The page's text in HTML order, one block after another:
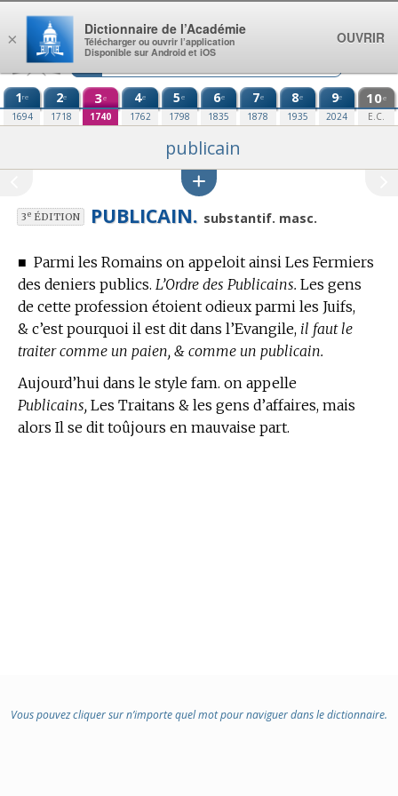
Aller au contenu
1re
1694
2e
1718
3e
1740
4e
1762
5e
1798
6e
1835
7e
1878
8e
1935
9e
2024
10e
E.C.
publicain
3eÉDITION PUBLICAIN. substantif. masc.
■ Parmi les Romains on appeloit ainsi Les Fermiers
des deniers publics. L’Ordre des Publicains. Les gens
de cette profession étoient odieux parmi les Juifs,
& c’est pourquoi il est dit dans l’Evangile, il faut le
traiter comme un paien, & comme un publicain.
Aujourd’hui dans le style fam. on appelle
Publicains, Les Traitans & les gens d’affaires, mais
alors Il se dit toûjours en mauvaise part.
Vous pouvez cliquer sur n’importe quel mot pour naviguer dans le dictionnaire.
×
Dictionnaire de l’Académie
Télécharger ou ouvrir l’application
Disponible sur Android et iOS
OUVRIR